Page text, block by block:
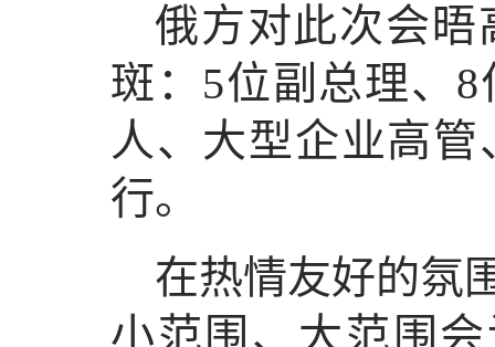
俄方对此次会晤
斑：5位副总理、
人、大型企业高
行。
在热情友好的氛
小范围、大范围